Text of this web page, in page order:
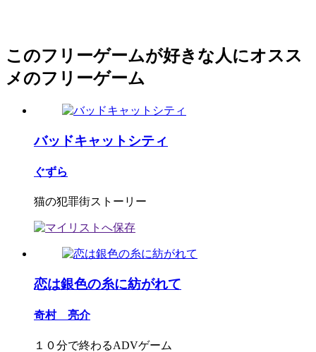
このフリーゲームが好きな人にオスス
メのフリーゲーム
バッドキャットシティ
ぐずら
猫の犯罪街ストーリー
恋は銀色の糸に紡がれて
奇村 亮介
１０分で終わるADVゲーム